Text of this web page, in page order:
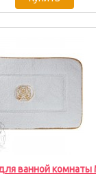
ванной комнаты